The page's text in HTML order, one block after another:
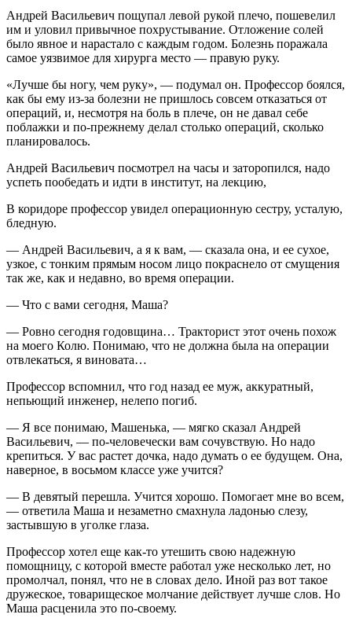
Андрей Васильевич пощупал левой рукой плечо, пошевелил
им и уловил привычное похрустывание. Отложение солей
было явное и нарастало с каждым годом. Болезнь поражала
самое уязвимое для хирурга место — правую руку.
«Лучше бы ногу, чем руку», — подумал он. Профессор боялся,
как бы ему из-за болезни не пришлось совсем отказаться от
операций, и, несмотря на боль в плече, он не давал себе
поблажки и по-прежнему делал столько операций, сколько
планировалось.
Андрей Васильевич посмотрел на часы и заторопился, надо
успеть пообедать и идти в институт, на лекцию,
В коридоре профессор увидел операционную сестру, усталую,
бледную.
— Андрей Васильевич, а я к вам, — сказала она, и ее сухое,
узкое, с тонким прямым носом лицо покраснело от смущения
так же, как и недавно, во время операции.
— Что с вами сегодня, Маша?
— Ровно сегодня годовщина… Тракторист этот очень похож
на моего Колю. Понимаю, что не должна была на операции
отвлекаться, я виновата…
Профессор вспомнил, что год назад ее муж, аккуратный,
непьющий инженер, нелепо погиб.
— Я все понимаю, Машенька, — мягко сказал Андрей
Васильевич, — по-человечески вам сочувствую. Но надо
крепиться. У вас растет дочка, надо думать о ее будущем. Она,
наверное, в восьмом классе уже учится?
— В девятый перешла. Учится хорошо. Помогает мне во всем,
— ответила Маша и незаметно смахнула ладонью слезу,
застывшую в уголке глаза.
Профессор хотел еще как-то утешить свою надежную
помощницу, с которой вместе работал уже несколько лет, но
промолчал, понял, что не в словах дело. Иной раз вот такое
дружеское, товарищеское молчание действует лучше слов. Но
Маша расценила это по-своему.